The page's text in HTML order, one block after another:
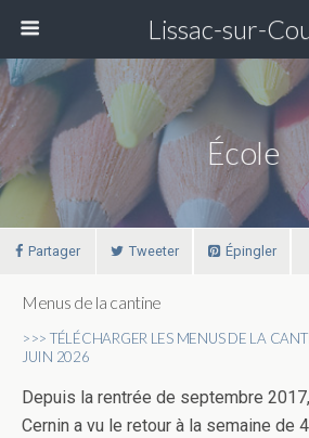
Lissac-sur-
École
Partager Tweeter Épingler
Menus de la cantine
>>> TÉLÉCHARGER LES MENUS DE LA
JUIN 2026
Depuis la rentrée de septembre
Cernin a vu le retour à la semaine de